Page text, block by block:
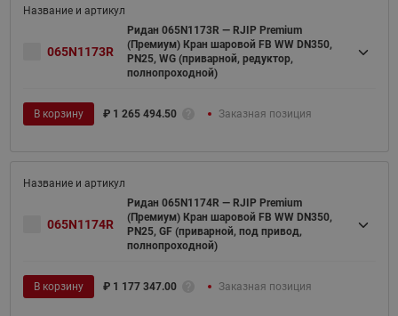
065N1173R
Ридан 065N1173R — RJIP Premium
(Премиум) Кран шаровой FB WW DN350,
PN25, WG (приварной, редуктор,
полнопроходной)
В корзину ₽ 1 265 494.50 Заказная позиция
065N1174R
Ридан 065N1174R — RJIP Premium
(Премиум) Кран шаровой FB WW DN350,
PN25, GF (приварной, под привод,
полнопроходной)
В корзину ₽ 1 177 347.00 Заказная позиция